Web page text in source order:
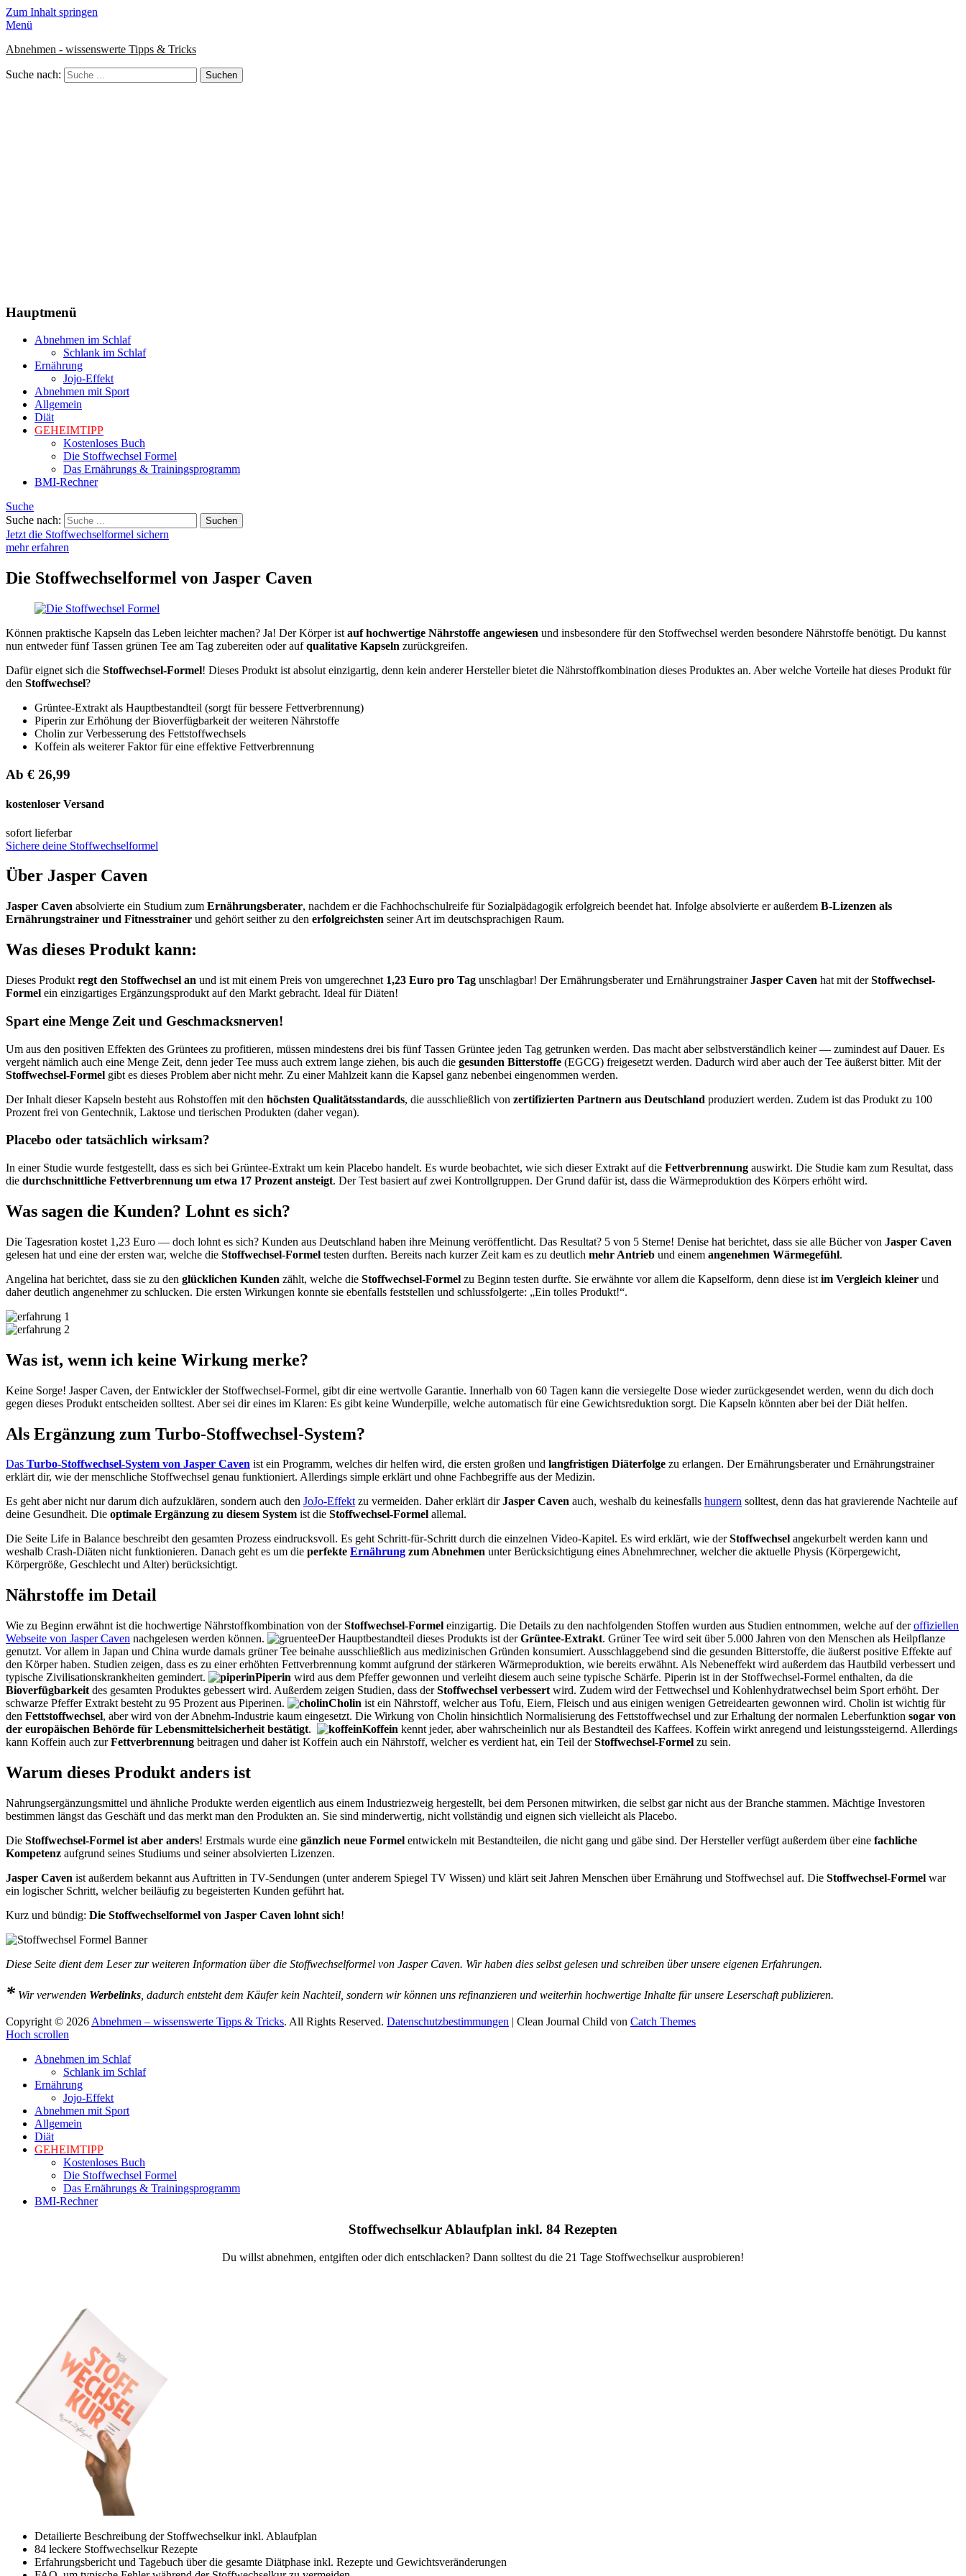
Zum Inhalt springen
Menü
Abnehmen - wissenswerte Tipps & Tricks
Suche nach:
Hauptmenü
Abnehmen im Schlaf
Schlank im Schlaf
Ernährung
Jojo-Effekt
Abnehmen mit Sport
Allgemein
Diät
GEHEIMTIPP
Kostenloses Buch
Die Stoffwechsel Formel
Das Ernährungs & Trainingsprogramm
BMI-Rechner
Suche
Suche nach:
Jetzt die Stoffwechselformel sichern
mehr erfahren
Die Stoffwechselformel von Jasper Caven
Können praktische Kapseln das Leben leichter machen? Ja! Der Körper ist auf hochwertige Nährstoffe angewiesen und insbesondere für den Stoffwechsel werden besondere Nährstoffe benötigt. Du kannst
nun entweder fünf Tassen grünen Tee am Tag zubereiten oder aufqualitative Kapseln zurückgreifen.
Dafür eignet sich die Stoffwechsel-Formel! Dieses Produkt ist absolut einzigartig, denn kein anderer Hersteller bietet die Nährstoffkombination dieses Produktes an. Aber welche Vorteile hat dieses Produkt für
den Stoffwechsel?
Grüntee-Extrakt als Hauptbestandteil (sorgt für bessere Fettverbrennung)
Piperin zur Erhöhung der Bioverfügbarkeit der weiteren Nährstoffe
Cholin zur Verbesserung des Fettstoffwechsels
Koffein als weiterer Faktor für eine effektive Fettverbrennung
Ab € 26,99
kostenloser Versand
sofort lieferbar
Sichere deine Stoffwechselformel
Über Jasper Caven
Jasper Caven absolvierte ein Studium zum Ernährungsberater, nachdem er die Fachhochschulreife für Sozialpädagogik erfolgreich beendet hat. Infolge absolvierte er außerdem B-Lizenzen als
Ernährungstrainer und Fitnesstrainer und gehört seither zu den erfolgreichsten seiner Art im deutschsprachigen Raum.
Was dieses Produkt kann:
Dieses Produkt regt den Stoffwechsel an und ist mit einem Preis von umgerechnet 1,23 Euro pro Tag unschlagbar! Der Ernährungsberater und ErnährungstrainerJasper Caven hat mit derStoffwechsel-
Formel ein einzigartiges Ergänzungsprodukt auf den Markt gebracht. Ideal für Diäten!
Spart eine Menge Zeit und Geschmacksnerven!
Um aus den positiven Effekten des Grüntees zu profitieren, müssen mindestens drei bis fünf Tassen Grüntee jeden Tag getrunken werden. Das macht aber selbstverständlich keiner — zumindest auf Dauer. Es
vergeht nämlich auch eine Menge Zeit, denn jeder Tee muss auch extrem lange ziehen, bis auch die gesunden Bitterstoffe (EGCG) freigesetzt werden. Dadurch wird aber auch der Tee äußerst bitter. Mit der
Stoffwechsel-Formel gibt es dieses Problem aber nicht mehr. Zu einer Mahlzeit kann die Kapsel ganz nebenbei eingenommen werden.
Der Inhalt dieser Kapseln besteht aus Rohstoffen mit den höchsten Qualitätsstandards, die ausschließlich von zertifizierten Partnern aus Deutschland produziert werden. Zudem ist das Produkt zu 100
Prozent frei von Gentechnik, Laktose und tierischen Produkten (daher vegan).
Placebo oder tatsächlich wirksam?
In einer Studie wurde festgestellt, dass es sich bei Grüntee-Extrakt um kein Placebo handelt. Es wurde beobachtet, wie sich dieser Extrakt auf die Fettverbrennung auswirkt. Die Studie kam zum Resultat, dass
die durchschnittliche Fettverbrennung um etwa 17 Prozent ansteigt. Der Test basiert auf zwei Kontrollgruppen. Der Grund dafür ist, dass die Wärmeproduktion des Körpers erhöht wird.
Was sagen die Kunden? Lohnt es sich?
Die Tagesration kostet 1,23 Euro — doch lohnt es sich? Kunden aus Deutschland haben ihre Meinung veröffentlicht. Das Resultat? 5 von 5 Sterne! Denise hat berichtet, dass sie alle Bücher von Jasper Caven
gelesen hat und eine der ersten war, welche die Stoffwechsel-Formel testen durften. Bereits nach kurzer Zeit kam es zu deutlich mehr Antrieb und einem angenehmen Wärmegefühl.
Angelina hat berichtet, dass sie zu den glücklichen Kunden zählt, welche die Stoffwechsel-Formel zu Beginn testen durfte. Sie erwähnte vor allem die Kapselform, denn diese ist im Vergleich kleiner und
daher deutlich angenehmer zu schlucken. Die ersten Wirkungen konnte sie ebenfalls feststellen und schlussfolgerte: „Ein tolles Produkt!“.
Was ist, wenn ich keine Wirkung merke?
Keine Sorge! Jasper Caven, der Entwickler der Stoffwechsel-Formel, gibt dir eine wertvolle Garantie. Innerhalb von 60 Tagen kann die versiegelte Dose wieder zurückgesendet werden, wenn du dich doch
gegen dieses Produkt entscheiden solltest. Aber sei dir eines im Klaren: Es gibt keine Wunderpille, welche automatisch für eine Gewichtsreduktion sorgt. Die Kapseln könnten aber bei der Diät helfen.
Als Ergänzung zum Turbo-Stoffwechsel-System?
Das Turbo-Stoffwechsel-System von Jasper Caven ist ein Programm, welches dir helfen wird, die ersten großen und langfristigen Diäterfolge zu erlangen. Der Ernährungsberater und Ernährungstrainer
erklärt dir, wie der menschliche Stoffwechsel genau funktioniert. Allerdings simple erklärt und ohne Fachbegriffe aus der Medizin.
Es geht aber nicht nur darum dich aufzuklären, sondern auch den JoJo-Effektzu vermeiden. Daher erklärt dirJasper Caven auch, weshalb du keinesfalls hungern solltest, denn das hat gravierende Nachteile auf
deine Gesundheit. Die optimale Ergänzung zu diesem System ist die Stoffwechsel-Formel allemal.
Die Seite Life in Balance beschreibt den gesamten Prozess eindrucksvoll. Es geht Schritt-für-Schritt durch die einzelnen Video-Kapitel. Es wird erklärt, wie derStoffwechsel angekurbelt werden kann und
weshalb Crash-Diäten nicht funktionieren. Danach geht es um die perfekte Ernährung zum Abnehmen unter Berücksichtigung eines Abnehmrechner, welcher die aktuelle Physis (Körpergewicht,
Körpergröße, Geschlecht und Alter) berücksichtigt.
Nährstoffe im Detail
Wie zu Beginn erwähnt ist die hochwertige Nährstoffkombination von derStoffwechsel-Formel einzigartig. Die Details zu den nachfolgenden Stoffen wurden aus Studien entnommen, welche auf deroffiziellen
Webseite von Jasper Caven nachgelesen werden können. Der Hauptbestandteil dieses Produkts ist derGrüntee-Extrakt. Grüner Tee wird seit über 5.000 Jahren von den Menschen als Heilpflanze
genutzt. Vor allem in Japan und China wurde damals grüner Tee beinahe ausschließlich aus medizinischen Gründen konsumiert. Ausschlaggebend sind die gesunden Bitterstoffe, die äußerst positive Effekte auf
den Körper haben. Studien zeigen, dass es zu einer erhöhten Fettverbrennung kommt aufgrund der stärkeren Wärmeproduktion, wie bereits erwähnt. Als Nebeneffekt wird außerdem das Hautbild verbessert und
typische Zivilisationskrankheiten gemindert.
Piperin wird aus dem Pfeffer gewonnen und verleiht diesem auch seine typische Schärfe. Piperin ist in der Stoffwechsel-Formel enthalten, da die
Bioverfügbarkeit des gesamten Produktes gebessert wird. Außerdem zeigen Studien, dass derStoffwechsel verbessert wird. Zudem wird der Fettwechsel und Kohlenhydratwechsel beim Sport erhöht. Der
schwarze Pfeffer Extrakt besteht zu 95 Prozent aus Piperinen.
Cholin ist ein Nährstoff, welcher aus Tofu, Eiern, Fleisch und aus einigen wenigen Getreidearten gewonnen wird. Cholin ist wichtig für
den Fettstoffwechsel, aber wird von der Abnehm-Industrie kaum eingesetzt. Die Wirkung von Cholin hinsichtlich Normalisierung des Fettstoffwechsel und zur Erhaltung der normalen Leberfunktion sogar von
der europäischen Behörde für Lebensmittelsicherheit bestätigt. Koffein kennt jeder, aber wahrscheinlich nur als Bestandteil des Kaffees. Koffein wirkt anregend und leistungssteigernd. Allerdings
kann Koffein auch zurFettverbrennung beitragen und daher ist Koffein auch ein Nährstoff, welcher es verdient hat, ein Teil derStoffwechsel-Formel zu sein.
Warum dieses Produkt anders ist
Nahrungsergänzungsmittel und ähnliche Produkte werden eigentlich aus einem Industriezweig hergestellt, bei dem Personen mitwirken, die selbst gar nicht aus der Branche stammen. Mächtige Investoren
bestimmen längst das Geschäft und das merkt man den Produkten an. Sie sind minderwertig, nicht vollständig und eignen sich vielleicht als Placebo.
Die Stoffwechsel-Formel ist aber anders! Erstmals wurde eine gänzlich neue Formel entwickeln mit Bestandteilen, die nicht gang und gäbe sind. Der Hersteller verfügt außerdem über eine fachliche
Kompetenz aufgrund seines Studiums und seiner absolvierten Lizenzen.
Jasper Caven ist außerdem bekannt aus Auftritten in TV-Sendungen (unter anderem Spiegel TV Wissen) und klärt seit Jahren Menschen über Ernährung und Stoffwechsel auf. Die Stoffwechsel-Formel war
ein logischer Schritt, welcher beiläufig zu begeisterten Kunden geführt hat.
Kurz und bündig: Die Stoffwechselformel von Jasper Caven lohnt sich!
Diese Seite dient dem Leser zur weiteren Information über die Stoffwechselformel von Jasper Caven. Wir haben dies selbst gelesen und schreiben über unsere eigenen Erfahrungen.
* Wir verwenden Werbelinks , dadurch entsteht dem Käufer kein Nachteil, sondern wir können uns refinanzieren und weiterhin hochwertige Inhalte für unsere Leserschaft publizieren.
Copyright © 2026 Abnehmen – wissenswerte Tipps & Tricks. All Rights Reserved. Datenschutzbestimmungen | Clean Journal Child von Catch Themes
Hoch scrollen
Abnehmen im Schlaf
Schlank im Schlaf
Ernährung
Jojo-Effekt
Abnehmen mit Sport
Allgemein
Diät
GEHEIMTIPP
Kostenloses Buch
Die Stoffwechsel Formel
Das Ernährungs & Trainingsprogramm
BMI-Rechner
Stoffwechselkur Ablaufplan inkl. 84 Rezepten
Du willst abnehmen, entgiften oder dich entschlacken? Dann solltest du die 21 Tage Stoffwechselkur ausprobieren!
Detailierte Beschreibung der Stoffwechselkur inkl. Ablaufplan
84 leckere Stoffwechselkur Rezepte
Erfahrungsbericht und Tagebuch über die gesamte Diätphase inkl. Rezepte und Gewichtsveränderungen